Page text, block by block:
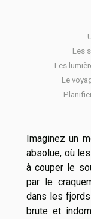
Les
Les
Le
Imaginez un
absolue, où
à couper le
par le
dans les fjords
brute et